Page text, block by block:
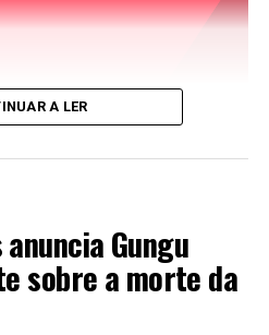
A LER
Gungu
sobre a morte da